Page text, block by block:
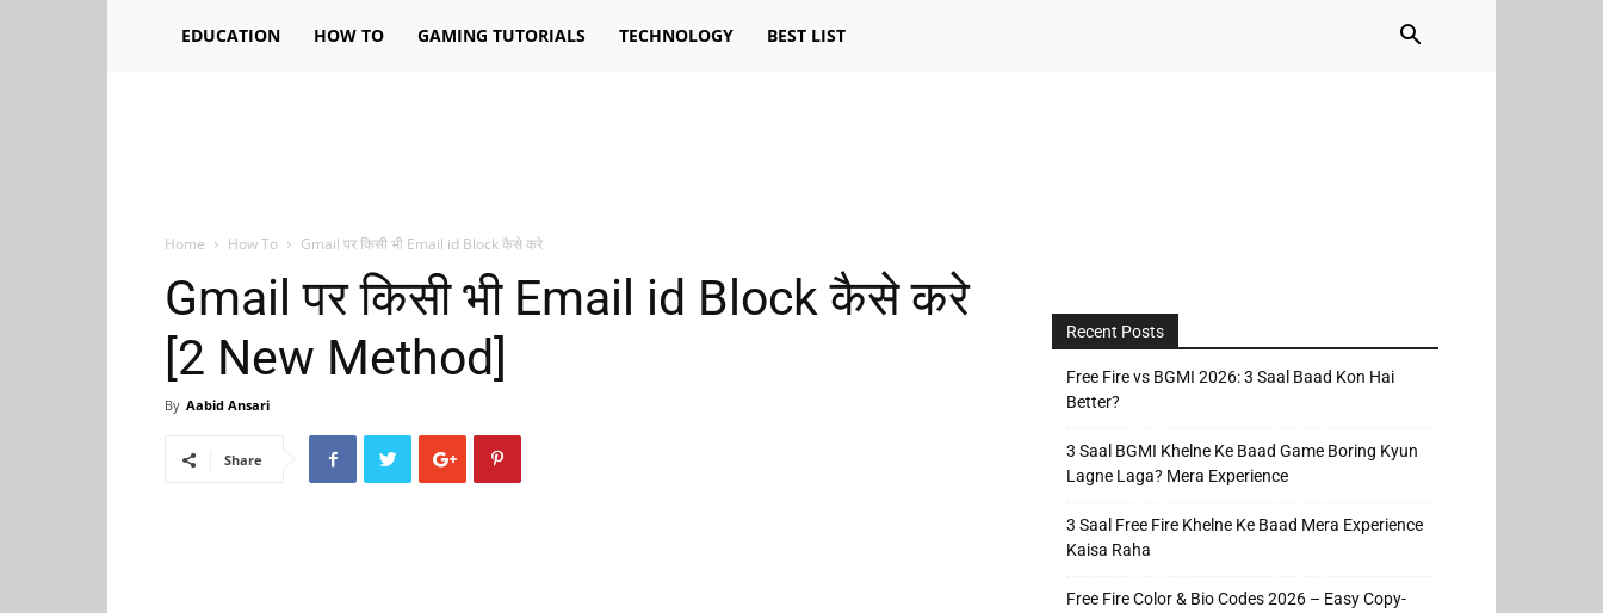
EDUCATION HOW TO GAMING TUTORIALS TECHNOLOGY BEST LIST
Home How To Gmail पर किसी भी Email id Block कैसे करे
Gmail पर किसी भी Email id Block कैसे करे
[2 New Method]
By Aabid Ansari
Share
Recent Posts
Free Fire vs BGMI 2026: 3 Saal Baad Kon Hai
Better?
3 Saal BGMI Khelne Ke Baad Game Boring Kyun
Lagne Laga? Mera Experience
3 Saal Free Fire Khelne Ke Baad Mera Experience
Kaisa Raha
Free Fire Color & Bio Codes 2026 – Easy Copy-